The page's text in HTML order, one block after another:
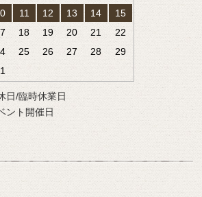
11 12 13 14
15
18 19 20 21
22
25 26 27 28
29
日/臨時休業日
ント開催日